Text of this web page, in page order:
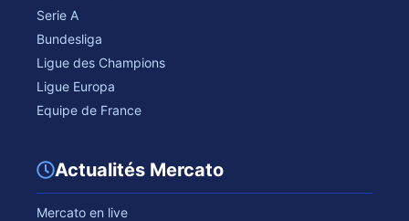
Serie A
Bundesliga
Ligue des Champions
Ligue Europa
Equipe de France
Actualités Mercato
Mercato en live